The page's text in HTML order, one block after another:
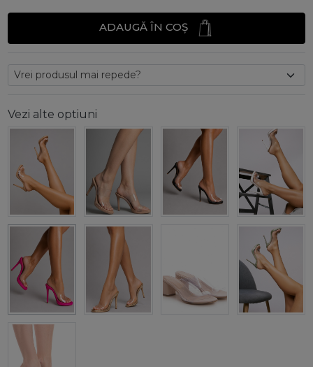
ADAUGĂ ÎN COȘ
Vezi alte optiuni